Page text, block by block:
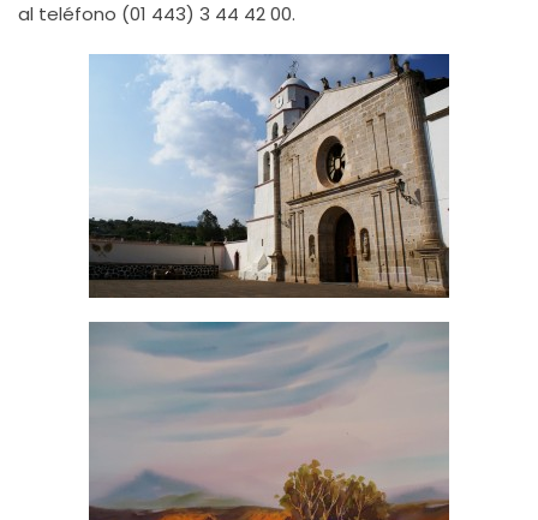
al teléfono (01 443) 3 44 42 00.